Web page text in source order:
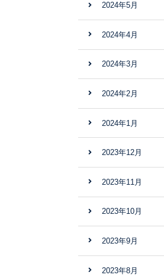
2024年5月
2024年4月
2024年3月
2024年2月
2024年1月
2023年12月
2023年11月
2023年10月
2023年9月
2023年8月